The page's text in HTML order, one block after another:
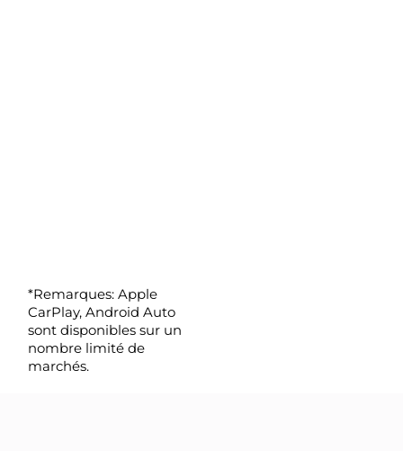
*Remarques: Apple
CarPlay, Android Auto
sont disponibles sur un
nombre limité de
marchés.